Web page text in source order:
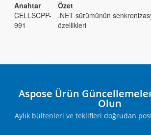
Anahtar Özet
CELLSCPP-
991
.NET sürümünün
özellikleri
Aspose Ürün
Olun
Aylık bültenleri ve teklifleri doğrudan